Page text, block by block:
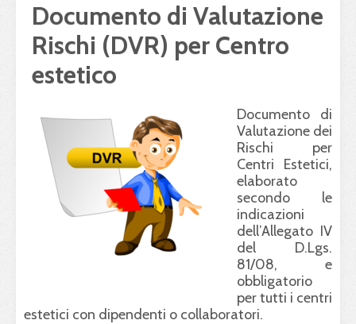
Documento di Valutazione
Rischi (DVR) per Centro
estetico
Documento di
Valutazione dei
Rischi per
Centri Estetici,
elaborato
secondo le
indicazioni
dell’Allegato IV
del D.Lgs.
81/08, e
obbligatorio
per tutti i centri
estetici con dipendenti o collaboratori.